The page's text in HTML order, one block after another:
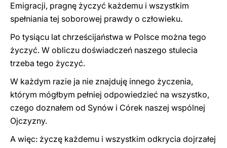
Emigracji, pragnę życzyć każdemu i wszystkim
spełniania tej soborowej prawdy o człowieku.
Po tysiącu lat chrześcijaństwa w Polsce można tego
życzyć. W obliczu doświadczeń naszego stulecia
trzeba tego życzyć.
W każdym razie ja nie znajduję innego życzenia,
którym mógłbym pełniej odpowiedzieć na wszystko,
czego doznałem od Synów i Córek naszej wspólnej
Ojczyzny.
A więc: życzę każdemu i wszystkim odkrycia dojrzałej